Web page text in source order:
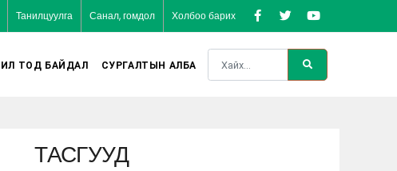
Танилцуулга Санал, гомдол Холбоо барих
ИЛ ТОД БАЙДАЛ СУРГАЛТЫН АЛБА
ТАСГУУД